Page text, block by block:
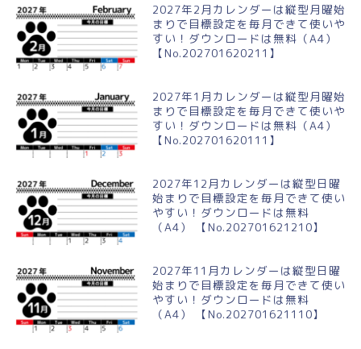
2027年2月カレンダーは縦型月曜始
まりで目標設定を毎月できて使いや
すい！ダウンロードは無料（A4）
【No.202701620211】
2027年1月カレンダーは縦型月曜始
まりで目標設定を毎月できて使いや
すい！ダウンロードは無料（A4）
【No.202701620111】
2027年12月カレンダーは縦型日曜
始まりで目標設定を毎月できて使い
やすい！ダウンロードは無料
（A4） 【No.202701621210】
2027年11月カレンダーは縦型日曜
始まりで目標設定を毎月できて使い
やすい！ダウンロードは無料
（A4） 【No.202701621110】